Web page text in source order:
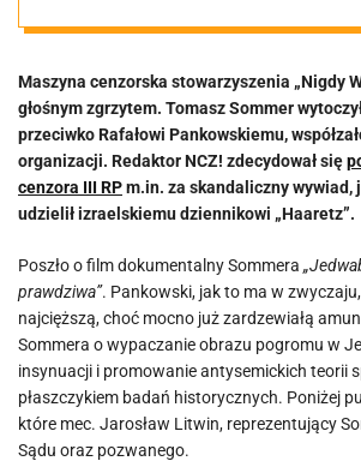
Proces o
„Jedwabne”
nabiera
Maszyna cenzorska stowarzyszenia „Nigdy
głośnym zgrzytem. Tomasz Sommer
przeciwko Rafałowi Pankowskiemu,
organizacji. Redaktor NCZ! zdecydował się
cenzora III RPm.in. za skandaliczny wywiad,
udzielił izraelskiemu dziennikowi „Haaretz”.
Poszło o film dokumentalny Sommera
prawdziwa”. Pankowski, jak to ma w
najcięższą, choć mocno już zardzewiałą
Sommera o wypaczanie obrazu pogromu w
insynuacji i promowanie antysemickich teorii
płaszczykiem badań historycznych. Poniżej
które mec. Jarosław Litwin, reprezentujący
Sądu oraz pozwanego.